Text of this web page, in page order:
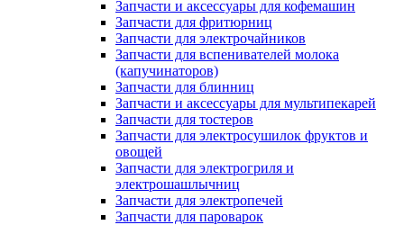
Запчасти и аксессуары для кофемашин
Запчасти для фритюрниц
Запчасти для электрочайников
Запчасти для вспенивателей молока
(капучинаторов)
Запчасти для блинниц
Запчасти и аксессуары для мультипекарей
Запчасти для тостеров
Запчасти для электросушилок фруктов и
овощей
Запчасти для электрогриля и
электрошашлычниц
Запчасти для электропечей
Запчасти для пароварок